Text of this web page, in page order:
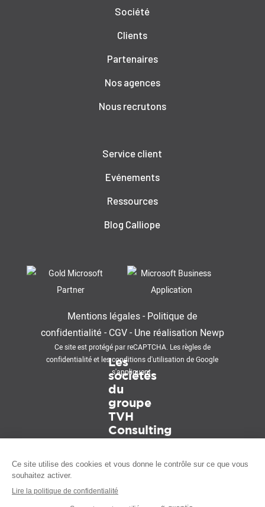
Société
Clients
Partenaires
Nos agences
Nous recrutons
Service client
Evénements
Ressources
Blog Calliope
Mentions légales- Politique de
confidentialité - CGV-Une réalisation Newp
Ce site est protégé par reCAPTCHA. Lesrègles de
confidentialitéet lesconditions d'utilisation de Google
s'appliquent.
Les
sociétés
du
groupe
TVH
Consulting